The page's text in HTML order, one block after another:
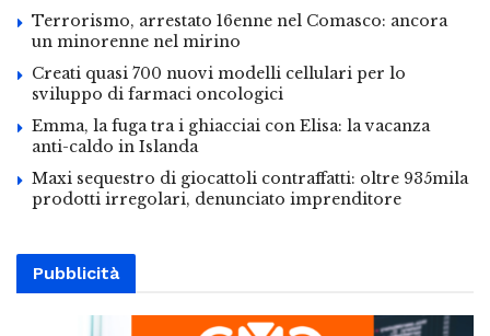
Terrorismo, arrestato 16enne nel Comasco: ancora
un minorenne nel mirino
Creati quasi 700 nuovi modelli cellulari per lo
sviluppo di farmaci oncologici
Emma, la fuga tra i ghiacciai con Elisa: la vacanza
anti-caldo in Islanda
Maxi sequestro di giocattoli contraffatti: oltre 935mila
prodotti irregolari, denunciato imprenditore
Pubblicità